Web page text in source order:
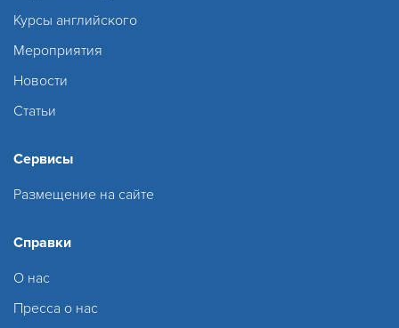
Курсы английского
Мероприятия
Новости
Статьи
Сервисы
Размещение на сайте
Справки
О нас
Пресса о нас